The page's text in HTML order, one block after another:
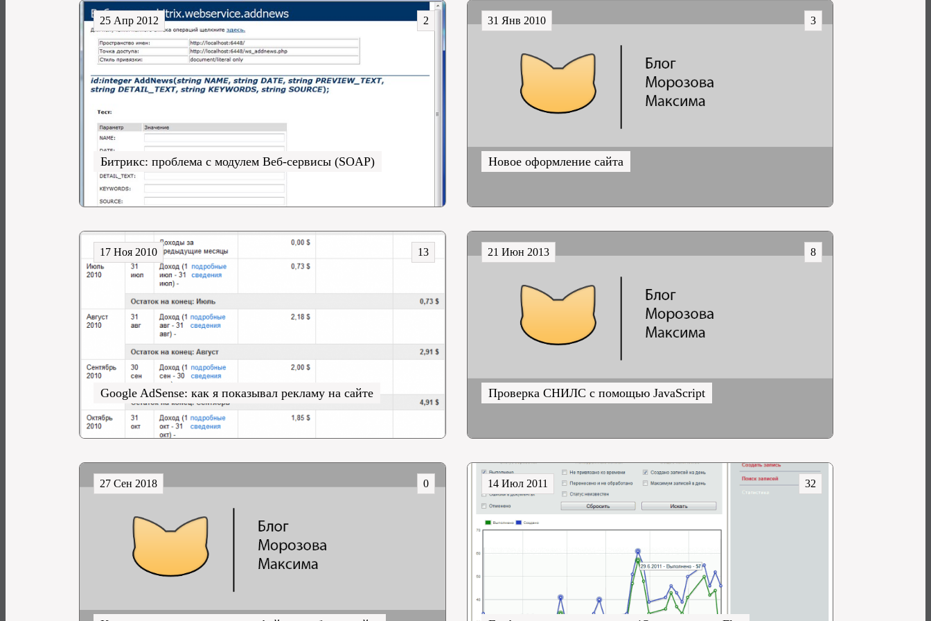
Битрикс: проблема с модулем Веб-cервисы (SOAP)
2
25 Апр 2012
Новое оформление сайта
3
31 Янв 2010
Google AdSense: как я показывал рекламу на сайте
13
17 Ноя 2010
Проверка СНИЛС с помощью JavaScript
8
21 Июн 2013
0
27 Сен 2018 32
14 Июл 2011